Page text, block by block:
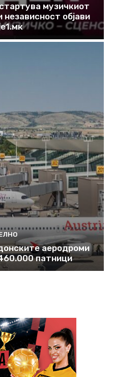
музичкиот
независност објави
аеродроми
патници